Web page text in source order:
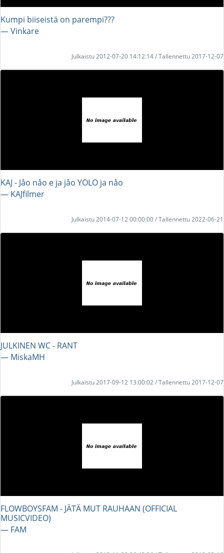
Kumpi biiseistä on parempi???
― Vinkare
Julkaistu 2012-07-20 14:12:14 / Tallennettu 2017-12-07
KAJ - Jåo nåo e ja jåo YOLO ja nåo
― KAJfilmer
Julkaistu 2014-07-12 00:00:00 / Tallennettu 2022-06-21
JULKINEN WC - RANT
― MiskaMH
Julkaistu 2017-09-12 13:00:02 / Tallennettu 2017-12-07
FLOWBOYSFAM - JÄTÄ MUT RAUHAAN (OFFICIAL
MUSICVIDEO)
― FAM